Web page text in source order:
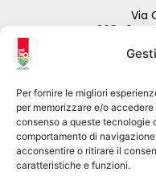
Per fornire le migliori
per memorizzare e/o
consenso a queste tecnologie
comportamento di
acconsentire o ritirare il
caratteristiche e funzioni.
Via
36040
PI/